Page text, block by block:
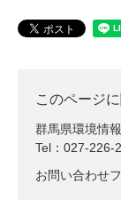
このページ
群馬県環境情
Tel：027-226-
お問い合わせ